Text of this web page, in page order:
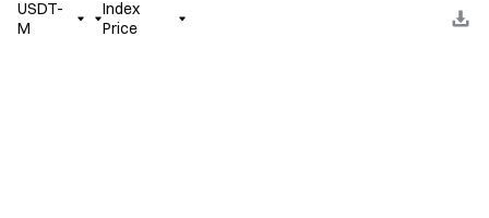
USDT-
M
Index
Price